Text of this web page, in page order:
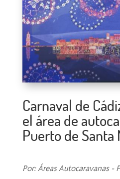
Carnaval de
el área de
Puerto de Santa
Por: Áreas Autocaravanas -